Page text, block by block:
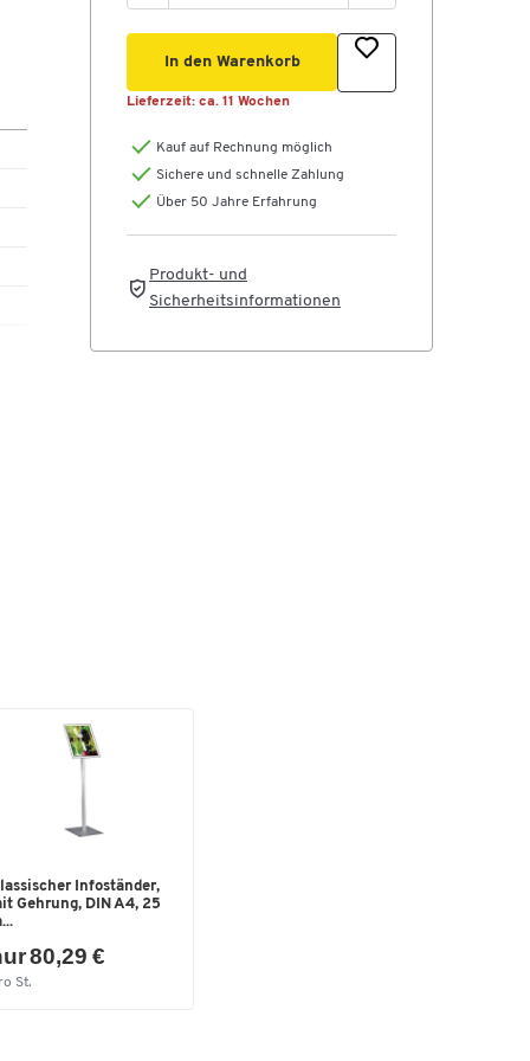
In den Warenkorb
Lieferzeit: ca. 11 Wochen
Kauf auf Rechnung möglich
Sichere und schnelle Zahlung
Über 50 Jahre Erfahrung
Produkt- und
Sicherheitsinformationen
Infoständer,
Gehrung, DIN A4, 25
80,29 €
St.